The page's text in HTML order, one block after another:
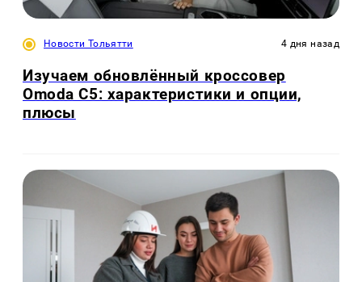
Новости Тольятти 4 дня назад
Изучаем обновлённый кроссовер
Omoda C5: характеристики и опции,
плюсы